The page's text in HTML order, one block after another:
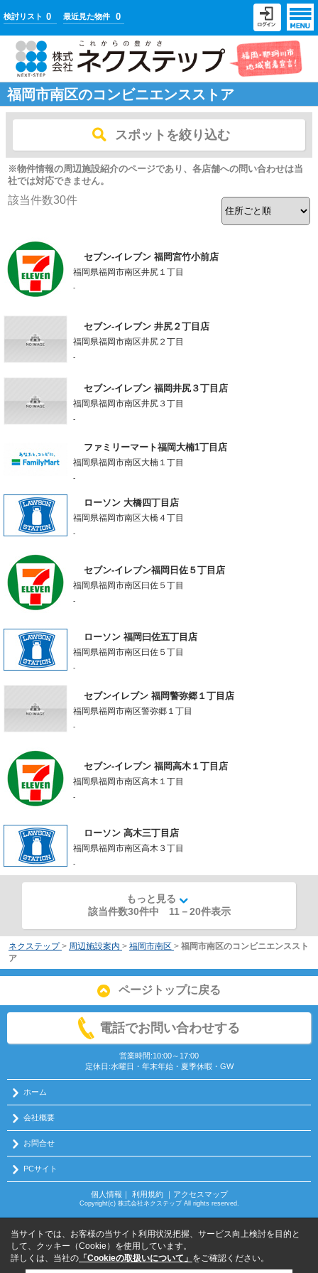
検討リスト 0 最近見た物件 0
福岡市南区のコンビニエンスストア
スポットを絞り込む
※物件情報の周辺施設紹介のページであり、各店舗への問い合わせは当
社では対応できません。
該当件数30件
セブン‐イレブン 福岡宮竹小前店
福岡県福岡市南区井尻１丁目
-
セブン-イレブン 井尻２丁目店
福岡県福岡市南区井尻２丁目
-
セブン-イレブン 福岡井尻３丁目店
福岡県福岡市南区井尻３丁目
-
ファミリーマート福岡大楠1丁目店
福岡県福岡市南区大楠１丁目
-
ローソン 大橋四丁目店
福岡県福岡市南区大橋４丁目
-
セブン-イレブン福岡日佐５丁目店
福岡県福岡市南区曰佐５丁目
-
ローソン 福岡曰佐五丁目店
福岡県福岡市南区曰佐５丁目
-
セブンイレブン 福岡警弥郷１丁目店
福岡県福岡市南区警弥郷１丁目
-
セブン‐イレブン 福岡高木１丁目店
福岡県福岡市南区高木１丁目
-
ローソン 高木三丁目店
福岡県福岡市南区高木３丁目
-
もっと見る
該当件数30件中 11 －20件表示
ネクステップ > 周辺施設案内 > 福岡市南区 > 福岡市南区のコンビニエンススト
ア
ページトップに戻る
電話でお問い合わせする
営業時間:10:00～17:00
定休日:水曜日・年末年始・夏季休暇・GW
ホーム
会社概要
お問合せ
PCサイト
個人情報 ｜ 利用規約｜ アクセスマップ
Copyright(c) 株式会社ネクステップ All rights reserved.
当サイトでは、お客様の当サイト利用状況把握、サービス向上検討を目的と
して、クッキー（Cookie）を使用しています。
詳しくは、当社の 「Cookieの取扱いについて」 をご確認ください。